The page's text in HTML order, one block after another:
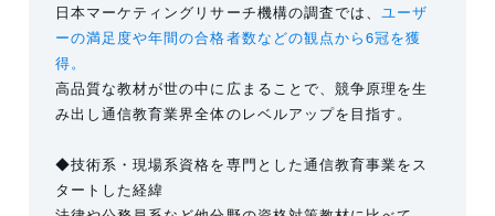
日本マーケティングリサーチ機構の調査では、 ユーザ
ーの満足度や年間の合格者数などの観点から6冠を獲
得。
高品質な教材が世の中に広まることで、競争原理を生
み出し通信教育業界全体のレベルアップを目指す。
◆技術系・現場系資格を専門とした通信教育事業をス
タートした経緯